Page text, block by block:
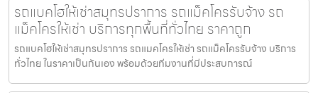
รถแบคโฮให้เช่าสมุทรปราการ รถแม็คโครรับจ้าง รถ
แม็คโครให้เช่า บริการทุกพื้นที่ทั่วไทย ราคาถูก
รถแบคโฮให้เช่าสมุทรปราการ รถแมคโครให้เช่า รถแม็คโครรับจ้าง บริการ
ทั่วไทย ในราคาเป็นกันเอง พร้อมด้วยทีมงานที่มีประสบการณ์